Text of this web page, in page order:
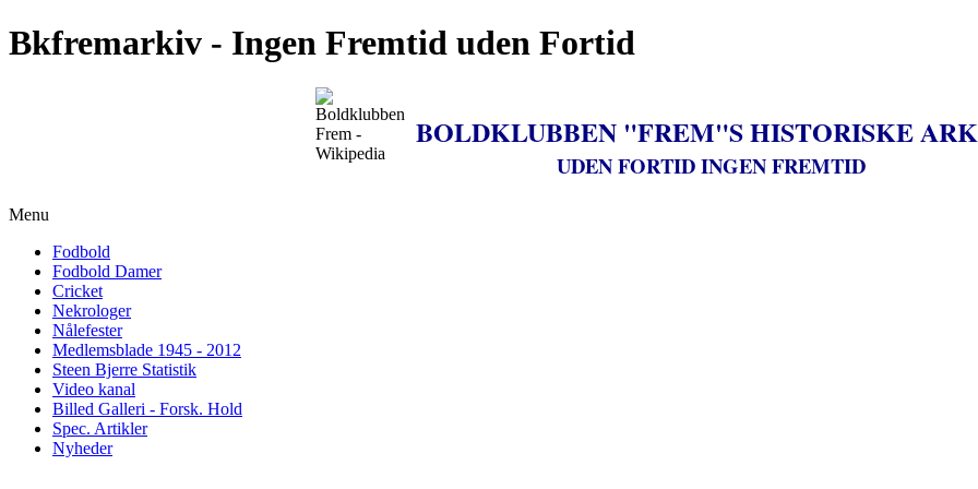
Bkfremarkiv - Ingen Fremtid uden Fortid
BOLDKLUBBEN "FREM"S HISTORISKE
UDEN FORTID INGEN FREMTID
Menu
Fodbold
Fodbold Damer
Cricket
Nekrologer
Nålefester
Medlemsblade 1945 - 2012
Steen Bjerre Statistik
Video kanal
Billed Galleri - Forsk. Hold
Spec. Artikler
Nyheder